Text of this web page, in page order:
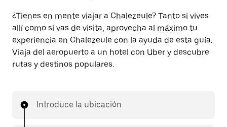
¿Tienes en mente viajar a Chalezeule? Tanto si vives
allí como si vas de visita, aprovecha al máximo tu
experiencia en Chalezeule con la ayuda de esta guía.
Viaja del aeropuerto a un hotel con Uber y descubre
rutas y destinos populares.
Introduce la ubicación